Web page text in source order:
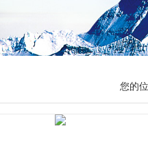
您的